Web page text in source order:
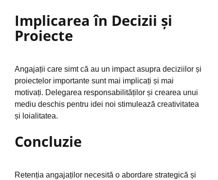
Implicarea în Decizii și
Proiecte
Angajații care simt că au un impact asupra deciziilor și
proiectelor importante sunt mai implicați și mai
motivați. Delegarea responsabilităților și crearea unui
mediu deschis pentru idei noi stimulează creativitatea
și loialitatea.
Concluzie
Retenția angajaților necesită o abordare strategică și